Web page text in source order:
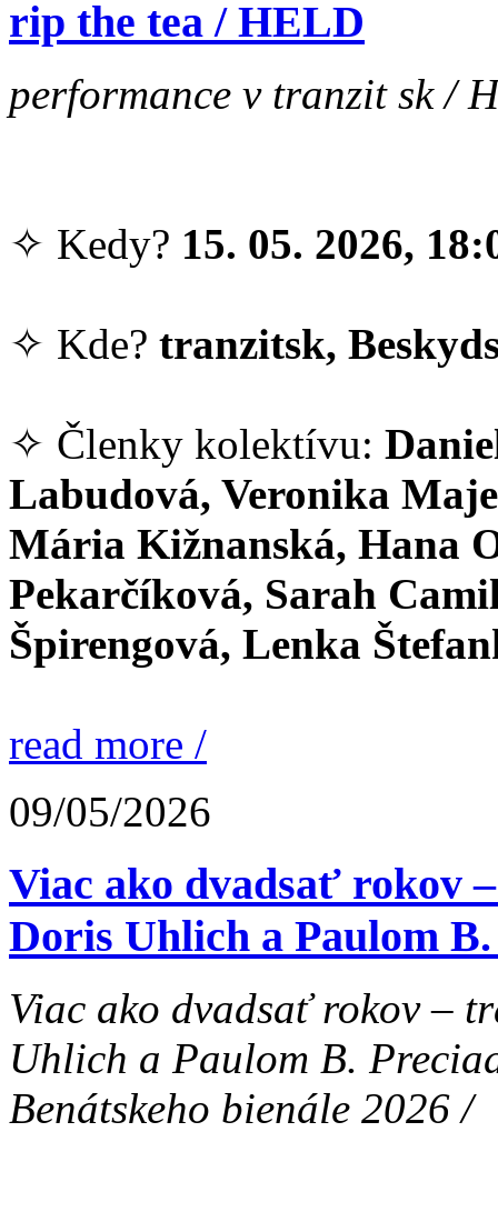
rip the tea / HELD
performance v tranzit sk /
✧ Kedy? 15. 05. 2026,
✧ Kde? tranzitsk,
✧ Členky kolektívu:
Labudová, Veronika
Mária Kižnanská, Hana
Pekarčíková, Sarah
Špirengová, Lenka
read more /
09/05/2026
Viac ako dvadsať rokov
Doris Uhlich a Paulom
Viac ako dvadsať rokov –
Uhlich a Paulom B.
Benátskeho bienále 2026 /